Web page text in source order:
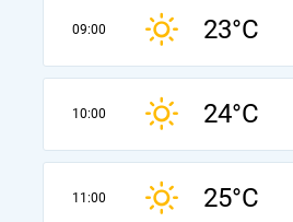
09:00 23°C
10:00 24°C
11:00 25°C